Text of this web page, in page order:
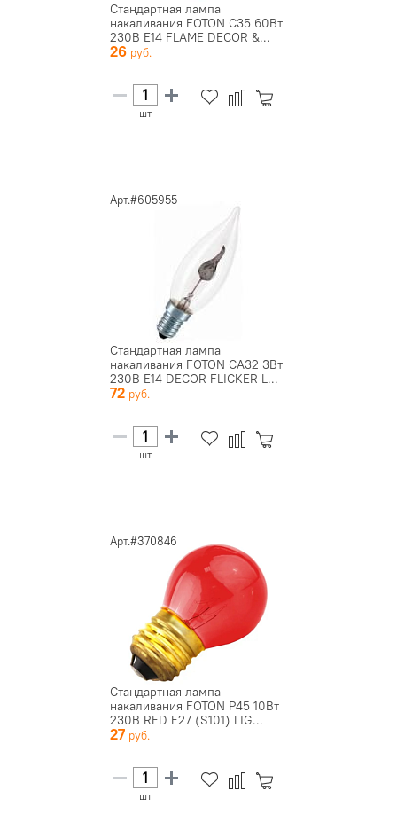
Стандартная лампа
накаливания FOTON C35 60Вт
230В E14 FLAME DECOR &...
26
шт
Арт.#605955
Стандартная лампа
накаливания FOTON CA32 3Вт
230В E14 DECOR FLICKER L...
72
шт
Арт.#370846
Стандартная лампа
накаливания FOTON P45 10Вт
230В RED E27 (S101) LIG...
27
шт